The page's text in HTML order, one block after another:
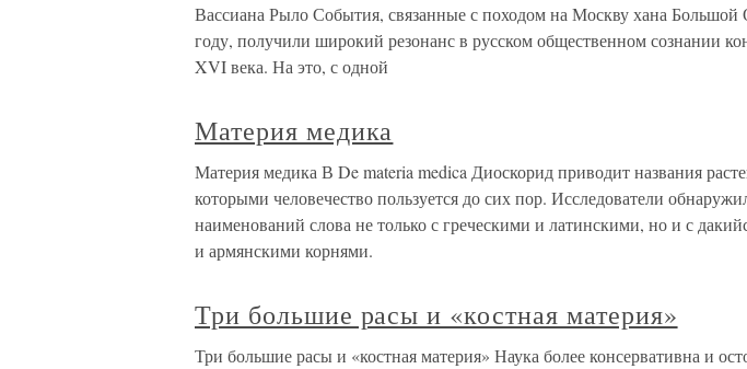
Вассиана Рыло События, связанные с походом на Москву хана
году, получили широкий резонанс в русском общественном сознании
XVI века. На это, с одной
Материя медика
Материя медика В De materia medica Диоскорид приводит названия
которыми человечество пользуется до сих пор. Исследователи
наименований слова не только с греческими и латинскими, но и с
и армянскими корнями.
Три большие расы и «костная материя»
Три большие расы и «костная материя» Наука более консервативна и